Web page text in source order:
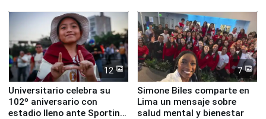
12
Universitario celebra su
102º aniversario con
estadio lleno ante Sporting
7
Simone Biles comparte en
Lima un mensaje sobre
salud mental y bienestar